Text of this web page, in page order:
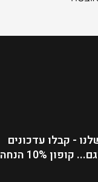
- קבלו עדכונים
והטבות מיוחדות וגם... קופון 10% הנחה